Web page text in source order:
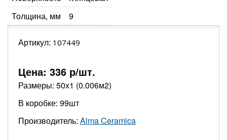
Толщина, мм
9
Артикул: 107449
Цена: 336 р/шт.
Размеры: 50х1 (0.006м2)
В коробке: 99шт
Производитель: Alma Ceramica